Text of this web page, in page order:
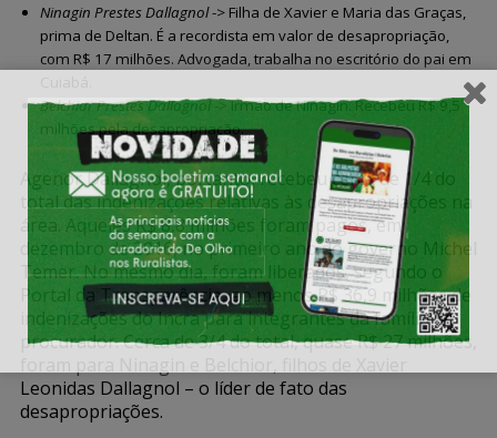
Ninagin Prestes Dallagnol-> Filha de Xavier e Maria das Graças,
prima de Deltan. É a recordista em valor de desapropriação,
com R$ 17 milhões. Advogada, trabalha no escritório do pai em
Belchior Prestes Dallagnol-> Irmão de Ninagin. Recebeu R$ 9,5
milhões pela desapropriação.
Agenor Dallagnol, portanto, recebeu cerca de 1/4 do
total das indenizações relativas às desapropriações na
área. Aqueles R$ 8,8 milhões foram pagos, em
dezembro de 2016, no primeiro ano do governo Michel
Temer. No mesmo dia, foram liberados, segundo o
Portal da Transparência, ao menos R$ 36,9 milhões de
indenizações do Incra para integrantes da família do
procurador. Cerca de 3/4 do total, quase R$ 27 milhões,
Leonidas Dallagnol – o líder de fato das
desapropriações.